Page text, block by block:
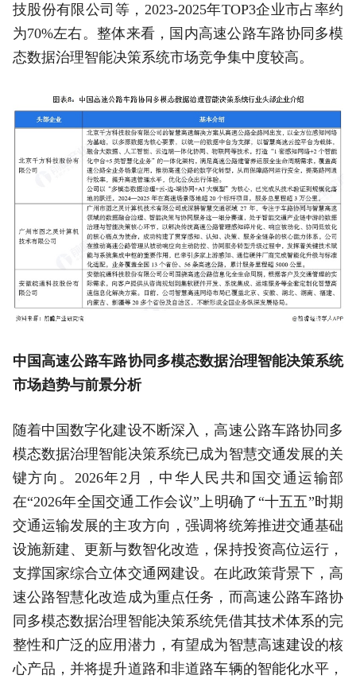
技股份有限公司等，2023-2025年TOP3企业市占率约
为70%左右。整体来看，国内高速公路车路协同多模
态数据治理智能决策系统市场竞争集中度较高。
中国高速公路车路协同多模态数据治理智能决策系统
市场趋势与前景分析
随着中国数字化建设不断深入，高速公路车路协同多
模态数据治理智能决策系统已成为智慧交通发展的关
键方向。2026年2月，中华人民共和国交通运输部
在“2026年全国交通工作会议”上明确了“十五五”时期
交通运输发展的主攻方向，强调将统筹推进交通基础
设施新建、更新与数智化改造，保持投资高位运行，
支撑国家综合立体交通网建设。在此政策背景下，高
速公路智慧化改造成为重点任务，而高速公路车路协
同多模态数据治理智能决策系统凭借其技术体系的完
整性和广泛的应用潜力，有望成为智慧高速建设的核
心产品，并将提升道路和非道路车辆的智能化水平，